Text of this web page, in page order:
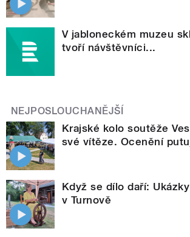
V jabloneckém muzeu
tvoří návštěvníci...
NEJPOSLOUCHANĚJŠÍ
Krajské kolo soutěže
své vítěze. Ocenění
Když se dílo daří:
v Turnově